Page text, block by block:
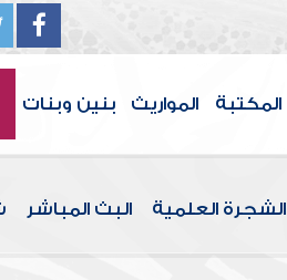
المكتبة المواريث بنين وبنات
الشجرة العلمية البث المباشر